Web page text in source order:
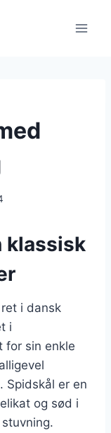
klassisk
i dansk
i
for sin enkle
Spidskål er en
og sød i